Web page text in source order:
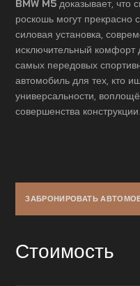
BMW M5 доказывает, что
роскошь могут прекрасно
силовая установка,
исключительный комфорт
самых передовых
автомобиль для тех, кто
универсальности,
совершенства конструкции.
ЗАБРОНИРОВАТЬ
Стоимость